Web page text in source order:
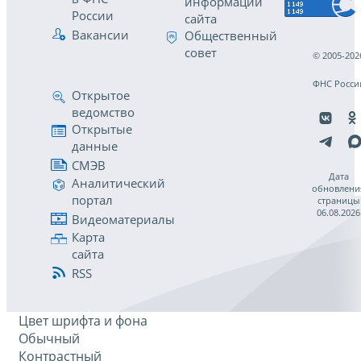
России
Вакансии
сайта
Общественный
совет
Открытое
ведомство
Открытые
данные
СМЭВ
Аналитический
портал
Видеоматериалы
Карта
сайта
RSS
© 2005-
ФНС
Дата
страницы
06.08.2026
Цвет шрифта и фона
Обычный
Контрастный